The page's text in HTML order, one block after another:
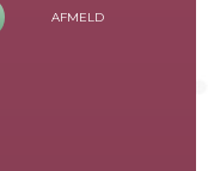
AFMELD